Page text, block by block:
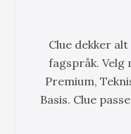
Clue dekker
fagspråk. Velg
Premium,
Basis. Clue